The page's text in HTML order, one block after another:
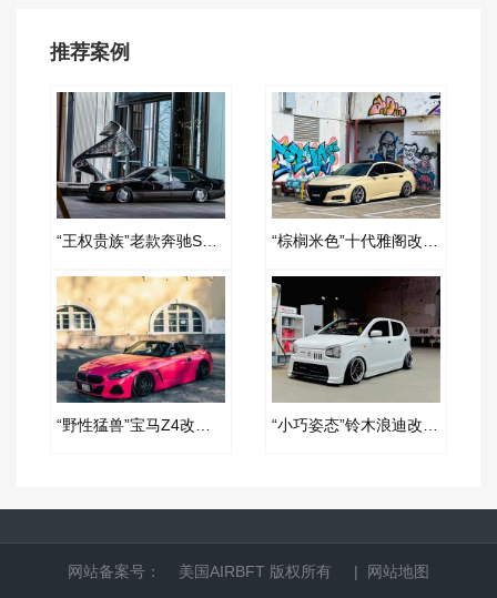
推荐案例
“王权贵族”老款奔驰S级改装AIRBFT空气减震案例 “棕榈米色”十代雅阁改装AIRBFT空气减震案例
“野性猛兽”宝马Z4改装AIRBFT空气减震案例 “小巧姿态”铃木浪迪改装AIRBFT空气减震案例
网站备案号： 美国AIRBFT 版权所有 | 网站地图